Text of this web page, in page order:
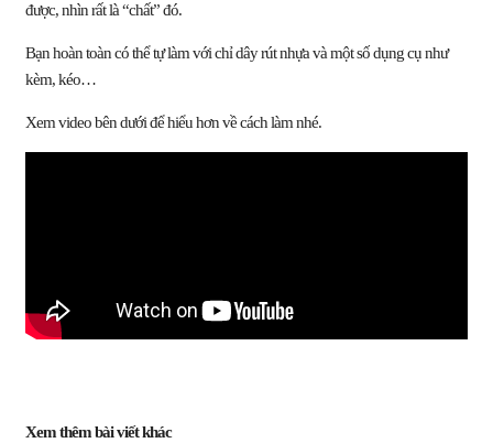
được, nhìn rất là “chất” đó.
Bạn hoàn toàn có thể tự làm với chỉ dây rút nhựa và một số dụng cụ như
kèm, kéo…
Xem video bên dưới để hiểu hơn về cách làm nhé.
Xem thêm bài viết khác